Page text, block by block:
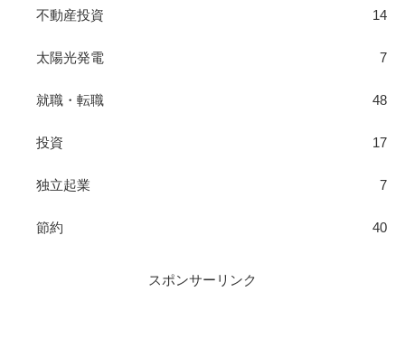
不動産投資 14
太陽光発電 7
就職・転職 48
投資 17
独立起業 7
節約 40
スポンサーリンク